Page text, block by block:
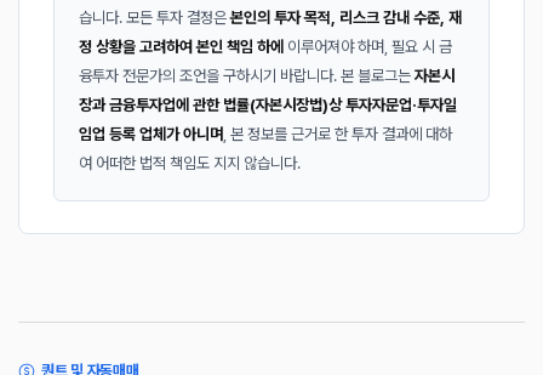
습니다. 모든 투자 결정은본인의 투자 목적, 리스크 감내 수준, 재
정 상황을 고려하여 본인 책임 하에 이루어져야 하며, 필요 시 금
융투자 전문가의 조언을 구하시기 바랍니다. 본 블로그는 자본시
장과 금융투자업에 관한 법률(자본시장법)상 투자자문업·투자일
임업 등록 업체가 아니며 , 본 정보를 근거로 한 투자 결과에 대하
여 어떠한 법적 책임도 지지 않습니다.
퀀트 및 자동매매